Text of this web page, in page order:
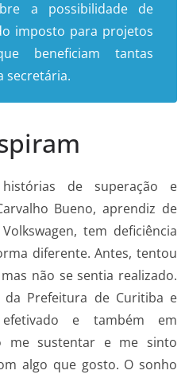
a possibilidade de
imposto para projetos
beneficiam tantas
secretária.
de superação e
Bueno, aprendiz de
tem deficiência
diferente. Antes, tentou
não se sentia realizado.
Prefeitura de Curitiba e
e também em
me sustentar e me sinto
algo que gosto. O sonho